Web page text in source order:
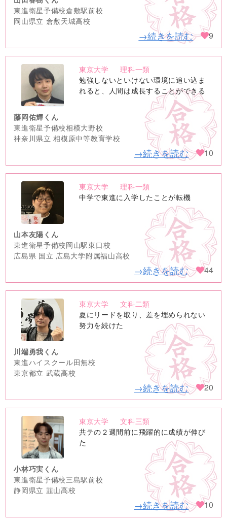
東進衛星予備校倉敷駅前校
岡山県立 倉敷天城高校
→続きを読む 9
no
image
東京大学
理科一類
勉強しないといけない環境に追い込ま
れると、人間は成長することができる
藤岡佑輝くん
東進衛星予備校相模大野校
神奈川県立 相模原中等教育学校
→続きを読む 10
no
image
東京大学
理科一類
中学で東進に入学したことが転機
山本友陽くん
東進衛星予備校岡山駅東口校
広島県 国立 広島大学附属福山高校
→続きを読む 44
no
image
東京大学
文科二類
夏にリードを取り、差を埋められない
努力を続けた
川端勇我くん
東進ハイスクール田無校
東京都立 武蔵高校
→続きを読む 20
no
image
東京大学
文科三類
共テの２週間前に飛躍的に成績が伸び
た
小林巧実くん
東進衛星予備校三島駅前校
静岡県立 韮山高校
→続きを読む 10